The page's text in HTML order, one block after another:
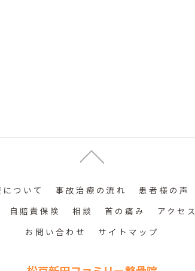
ついて 事故治療の流れ 患者様の声
自賠責保険 相談 首の痛み アクセス
お問い合わせ
サイトマップ